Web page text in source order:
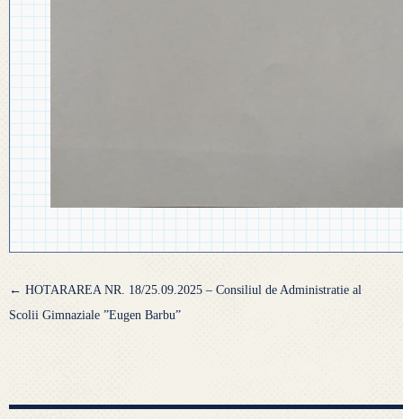
Navigare
articole
← HOTARAREA NR. 18/25.09.2025 – Consiliul de Administratie al
Scolii Gimnaziale ”Eugen Barbu”